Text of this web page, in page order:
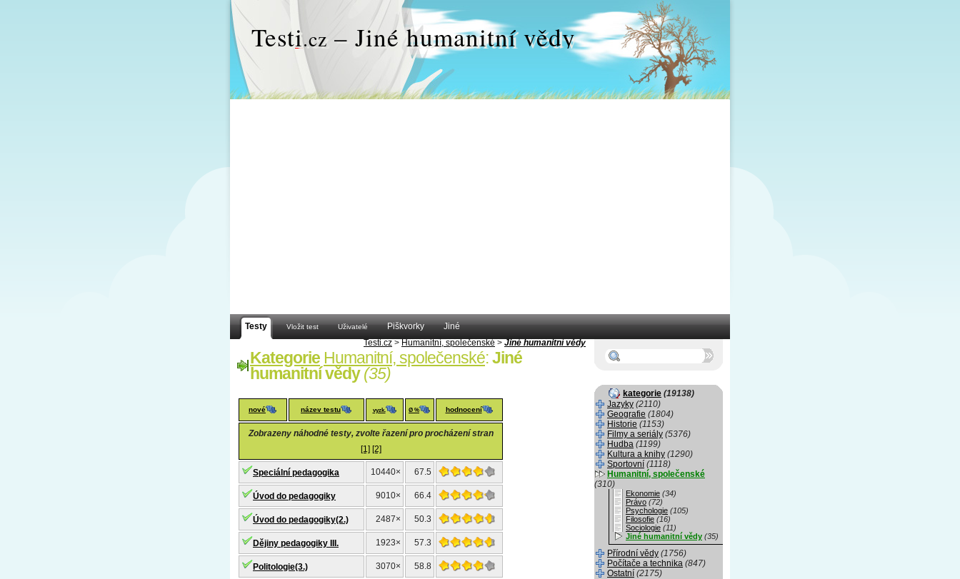
Testi.cz – Jiné humanitní vědy
Testy Vložit test Uživatelé Piškvorky
Jiné
Testi.cz > Humanitní, společenské > Jiné humanitní vědy
Kategorie Humanitní, společenské:Jiné
humanitní vědy (35)
nové název testu vyzk. Ø % hodnocení
Zobrazeny náhodné testy, zvolte řazení pro procházení stran
[1] [2]
Speciální pedagogika 10440× 67.5
Úvod do pedagogiky 9010× 66.4
Úvod do pedagogiky(2.) 2487× 50.3
Dějiny pedagogiky III. 1923× 57.3
Politologie(3.) 3070× 58.8
kategorie (19138)
Jazyky (2110)
Geografie (1804)
Historie (1153)
Filmy a seriály (5376)
Hudba (1199)
Kultura a knihy (1290)
Sportovní (1118)
Humanitní, společenské
(310)
Ekonomie (34)
Právo (72)
Psychologie (105)
Filosofie (16)
Sociologie (11)
Jiné humanitní vědy (35)
Přírodní vědy (1756)
Počítače a technika (847)
Ostatní (2175)